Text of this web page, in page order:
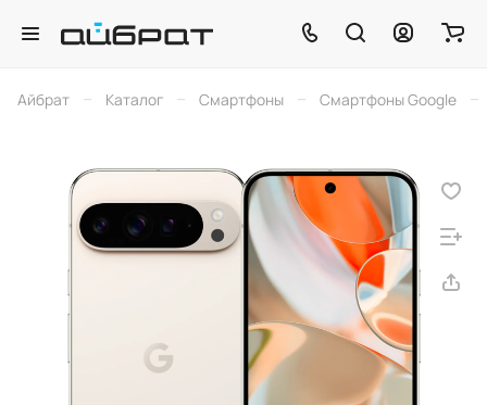
Айбрат – Каталог – Смартфоны – Смартфоны Google –